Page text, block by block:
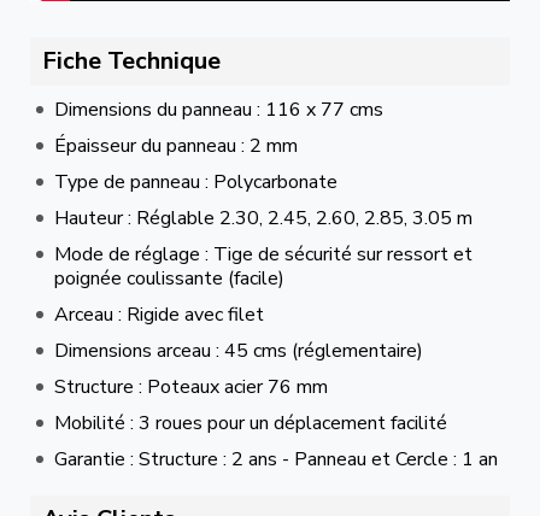
Fiche Technique
Dimensions du panneau : 116 x 77 cms
Épaisseur du panneau : 2 mm
Type de panneau : Polycarbonate
Hauteur : Réglable 2.30, 2.45, 2.60, 2.85, 3.05 m
Mode de réglage : Tige de sécurité sur ressort et
poignée coulissante (facile)
Arceau : Rigide avec filet
Dimensions arceau : 45 cms (réglementaire)
Structure : Poteaux acier 76 mm
Mobilité : 3 roues pour un déplacement facilité
Garantie : Structure : 2 ans - Panneau et Cercle : 1 an